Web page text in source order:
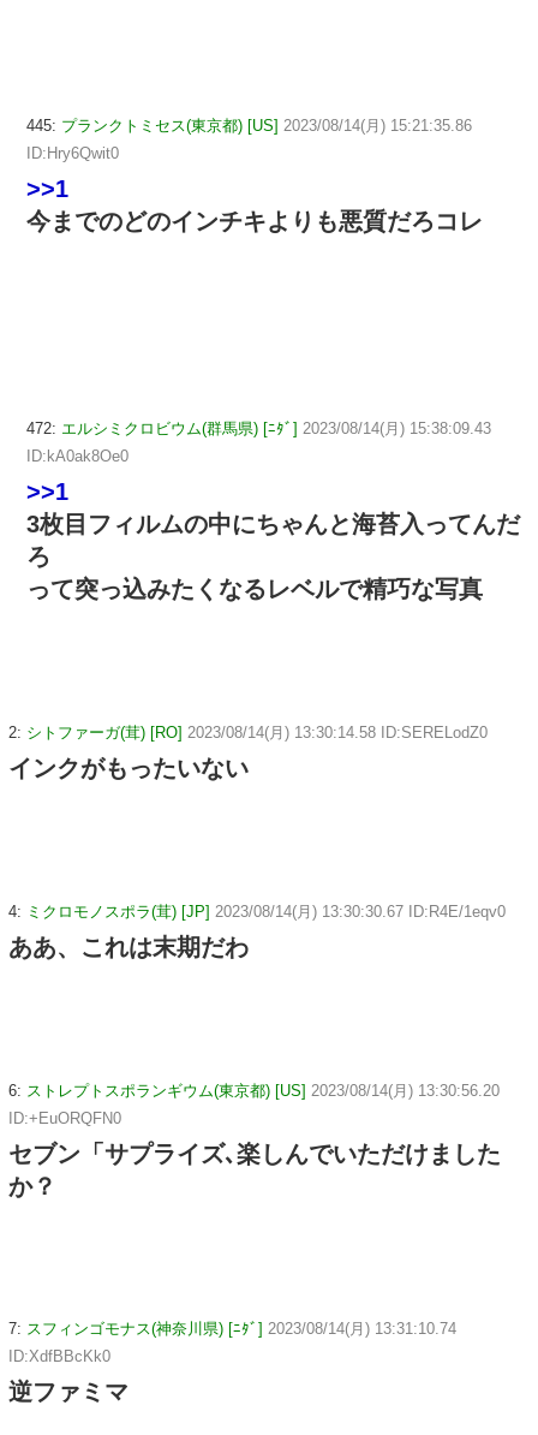
445: プランクトミセス(東京都) [US] 2023/08/14(月) 15:21:35.86
ID:Hry6Qwit0
>>1
今までのどのインチキよりも悪質だろコレ
472: エルシミクロビウム(群馬県) [ﾆﾀﾞ] 2023/08/14(月) 15:38:09.43
ID:kA0ak8Oe0
>>1
3枚目フィルムの中にちゃんと海苔入ってんだ
ろ
って突っ込みたくなるレベルで精巧な写真
2: シトファーガ(茸) [RO] 2023/08/14(月) 13:30:14.58 ID:SERELodZ0
インクがもったいない
4: ミクロモノスポラ(茸) [JP] 2023/08/14(月) 13:30:30.67 ID:R4E/1eqv0
ああ、これは末期だわ
6: ストレプトスポランギウム(東京都) [US] 2023/08/14(月) 13:30:56.20
ID:+EuORQFN0
セブン「サプライズ､楽しんでいただけました
か？
7: スフィンゴモナス(神奈川県) [ﾆﾀﾞ] 2023/08/14(月) 13:31:10.74
ID:XdfBBcKk0
逆ファミマ